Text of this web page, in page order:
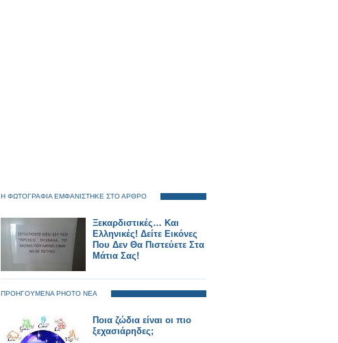
Η ΦΩΤΟΓΡΑΦΙΑ ΕΜΦΑΝΙΣΤΗΚΕ ΣΤΟ ΑΡΘΡΟ
Ξεκαρδιστικές… Και
Ελληνικές! Δείτε Εικόνες
Που Δεν Θα Πιστεύετε Στα
Μάτια Σας!
ΠΡΟΗΓΟΥΜΕΝΑ PHOTO ΝΕΑ
Ποια ζώδια είναι οι πιο
ξεχασιάρηδες;